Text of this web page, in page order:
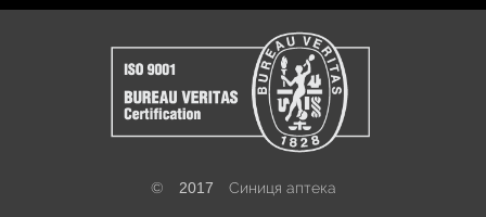
© 2017 Синиця аптека